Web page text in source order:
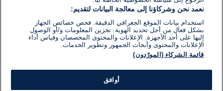
نعمد نحن وشركاؤنا إلى معالجة البيانات لتقديم:
استخدام بيانات الموقع الجغرافي الدقيقة. فحص خصائص الجهاز
بشكل فعال من أجل تحديد الهوية. تخزين المعلومات و/أو الوصول
إليها على أحد الأجهزة. الإعلانات والمحتوى المخصصان وقياس أداء
الإعلانات والمحتوى وأبحاث الجمهور وتطوير الخدمات.
قائمة الشركاء (المورّدون)
أوافق